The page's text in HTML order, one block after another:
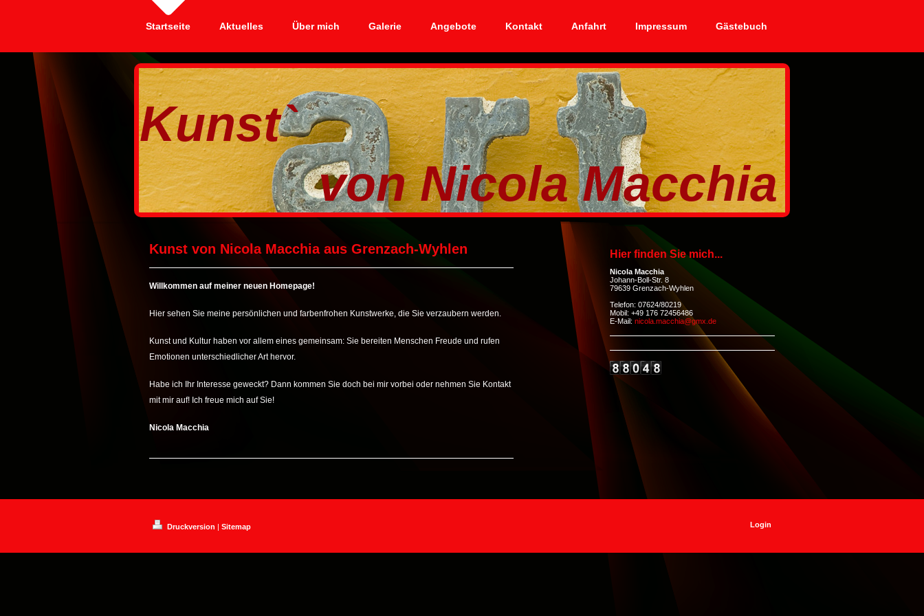
Startseite Aktuelles Über mich Galerie Angebote Kontakt Anfahrt Impressum Gästebuch
Kunst`
von Nicola Macchia
Hier finden Sie mich...
Nicola Macchia
Johann-Boll-Str. 8
79639 Grenzach-Wyhlen
Telefon: 07624/80219
Mobil: +49 176 72456486
E-Mail: nicola.macchia@gmx.de
Kunst von Nicola Macchia aus Grenzach-Wyhlen
Willkommen auf meiner neuen Homepage!
Hier sehen Sie meine persönlichen und farbenfrohen Kunstwerke, die Sie verzaubern werden.
Kunst und Kultur haben vor allem eines gemeinsam: Sie bereiten Menschen Freude und rufen
Emotionen unterschiedlicher Art hervor.
Habe ich Ihr Interesse geweckt? Dann kommen Sie doch bei mir vorbei oder nehmen Sie Kontakt
mit mir auf! Ich freue mich auf Sie!
Nicola Macchia
Druckversion | Sitemap Login